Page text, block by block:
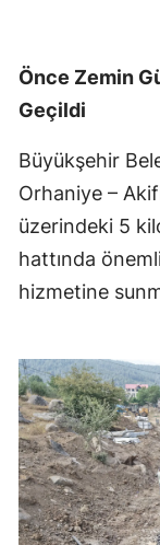
Önce Zemin
Geçildi
Büyükşehir
Orhaniye –
üzerindeki 5
hattında
hizmetine